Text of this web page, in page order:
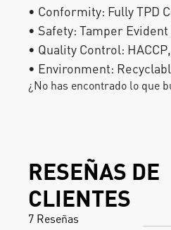
• Conformity: Fully TPD
• Safety: Tamper
• Quality Control:
• Environment:
¿No has encontrado lo que
RESEÑAS DE
CLIENTES
7 Reseñas